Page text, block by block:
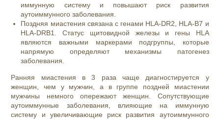
иммунную систему и повышают риск развития
аутоиммунного заболевания.
Поздняя миастения связана с генами HLA-DR2, HLA-B7 и
HLA-DRB1. Статус щитовидной железы и гены HLA
являются важными маркерами подгруппы, которые
напрямую определяют механизмы патогенез
заболевания.
Ранняя миастения в 3 раза чаще диагностируется у
женщин, чем у мужчин, а в группе поздней миастении
мужчины немного опережают женщин. Сопутствующие
аутоиммунные заболевания, влияющие на иммунную
систему и увеличивающие риск развития аутоиммунного